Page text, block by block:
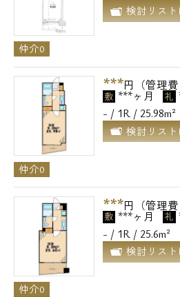
検討リス
仲介0
***円（管理費
敷 ***ヶ月 礼
- / 1R / 25.98m²
検討リス
仲介0
***円（管理費
敷 ***ヶ月 礼
- / 1R / 25.6m²
検討リス
仲介0
メールでお問い合わせ